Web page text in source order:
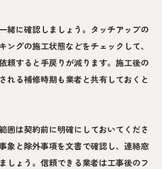
緒に確認しましょう。タッチアップの
ングの施工状態などをチェックして、
頼すると手戻りが減ります。施工後の
れる補修時期も業者と共有しておくと
囲は契約前に明確にしておいてくださ
象と除外事項を文書で確認し、連絡窓
しょう。信頼できる業者は工事後のフ